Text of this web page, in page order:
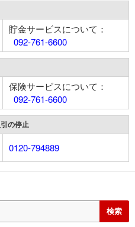
貯金サービスについて：
092-761-6600
保険サービスについて：
092-761-6600
の停止
0120-794889